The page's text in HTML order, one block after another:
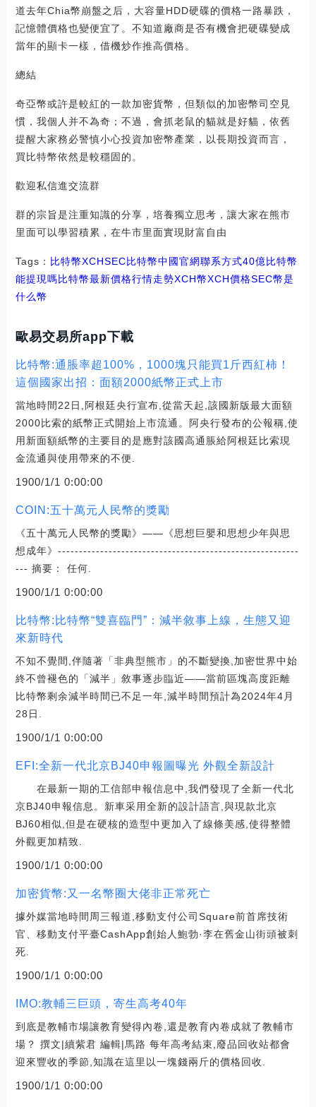
道去年Chia幣崩盤之后，大容量HDD硬碟的價格一路暴跌，
記憶體價格也變便宜了。不知道廠商是否有機會把硬碟變成
當年的顯卡一樣，借機炒作推高價格。
總結
奇亞幣或許是較紅的一款加密貨幣，但類似的加密幣司空見
慣，我個人并不為奇；不過，會抓老鼠的貓就是好貓，依舊
提醒大家務必警慎小心投資加密幣產業，以長期投資而言，
買比特幣依然是較穩固的。
歡迎私信進交流群
群的宗旨是注重知識的分享，培養獨立思考，讓大家在熊市
里面可以學習積累，在牛市里面實現財富自由
Tags： 比特幣XCHSEC比特幣中國官網聯系方式40億比特幣
能提現嗎比特幣最新價格行情走勢XCH幣XCH價格SEC幣是
什么幣
歐易交易所app下載
比特幣:通脹率超100%，1000塊只能買1斤西紅柿！
這個國家出招：面額2000紙幣正式上市
當地時間22日,阿根廷央行宣布,從當天起,該國新版最大面額
2000比索的紙幣正式開始上市流通。阿央行發布的公報稱,使
用新面額紙幣的主要目的是應對該國高通脹給阿根廷比索現
金流通與使用帶來的不便.
1900/1/1 0:00:00
COIN:五十萬元人民幣的獎勵
《五十萬元人民幣的獎勵》——《思想巨嬰和思想少年與思
想成年》---------------------------------------------------------
--- 摘要： 任何.
1900/1/1 0:00:00
比特幣:比特幣“雙喜臨門”：減半敘事上線，生態又迎
來新時代
不知不覺間,伴隨著「非典型熊市」的不斷變換,加密世界中始
終不曾褪色的「減半」敘事逐步臨近——當前區塊高度距離
比特幣剩余減半時間已不足一年,減半時間預計為2024年4月
28日.
1900/1/1 0:00:00
EFI:全新一代北京BJ40申報圖曝光 外觀全新設計
在最新一期的工信部申報信息中,我們發現了全新一代北
京BJ40申報信息。新車采用全新的設計語言,與現款北京
BJ60相似,但是在硬核的造型中更加入了線條美感,使得整體
外觀更加精致.
1900/1/1 0:00:00
加密貨幣:又一名幣圈大佬非正常死亡
據外媒當地時間周三報道,移動支付公司Square前首席技術
官、移動支付平臺CashApp創始人鮑勃·李在舊金山街頭被刺
死.
1900/1/1 0:00:00
IMO:教輔三巨頭，寄生高考40年
到底是教輔市場讓教育變得內卷,還是教育內卷成就了教輔市
場？ 撰文|續紫君 編輯|馬路 每年高考結束,廢品回收站都會
迎來豐收的季節,知識在這里以一塊錢兩斤的價格回收.
1900/1/1 0:00:00